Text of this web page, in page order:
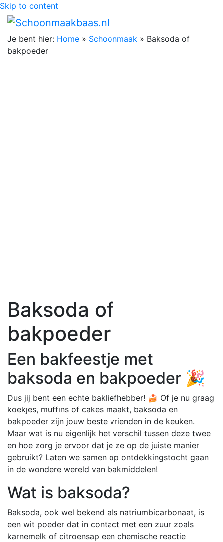
Skip to content
Je bent hier: Home » Schoonmaak » Baksoda of
bakpoeder
Baksoda of
bakpoeder
Een bakfeestje met
baksoda en bakpoeder 🎉
Dus jij bent een echte bakliefhebber! 🍰 Of je nu graag
koekjes, muffins of cakes maakt, baksoda en
bakpoeder zijn jouw beste vrienden in de keuken.
Maar wat is nu eigenlijk het verschil tussen deze twee
en hoe zorg je ervoor dat je ze op de juiste manier
gebruikt? Laten we samen op ontdekkingstocht gaan
in de wondere wereld van bakmiddelen!
Wat is baksoda?
Baksoda, ook wel bekend als natriumbicarbonaat, is
een wit poeder dat in contact met een zuur zoals
karnemelk of citroensap een chemische reactie